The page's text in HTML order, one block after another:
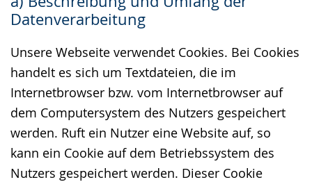
Datenverarbeitung
Unsere Webseite verwendet Cookies. Bei Cookies
handelt es sich um Textdateien, die im
Internetbrowser bzw. vom Internetbrowser auf
dem Computersystem des Nutzers gespeichert
werden. Ruft ein Nutzer eine Website auf, so
kann ein Cookie auf dem Betriebssystem des
Nutzers gespeichert werden. Dieser Cookie
wechseln.
Deutscher
wird
angezeigt.